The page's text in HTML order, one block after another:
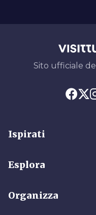
Sito ufficiale
Ispirati
Esplora
Organizza